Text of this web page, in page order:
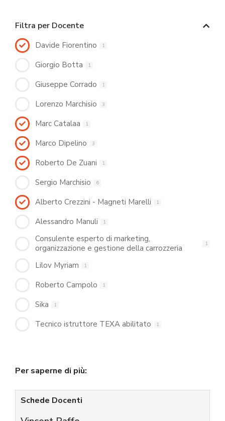
Filtra per Docente
Davide Fiorentino 1
Giorgio Botta 1
Giuseppe Corrado 1
Lorenzo Marchisio 3
Marc Catalaa 1
Marco Dipelino 3
Roberto De Zuani 1
Sergio Marchisio 6
Alberto Crezzini - Magneti Marelli 1
Alessandro Manuli 1
Consulente esperto di marketing,
organizzazione e gestione della carrozzeria
1
Lilov Myriam 1
Roberto Campolo 1
Sika 1
Tecnico istruttore TEXA abilitato 1
Per saperne di più:
Schede Docenti